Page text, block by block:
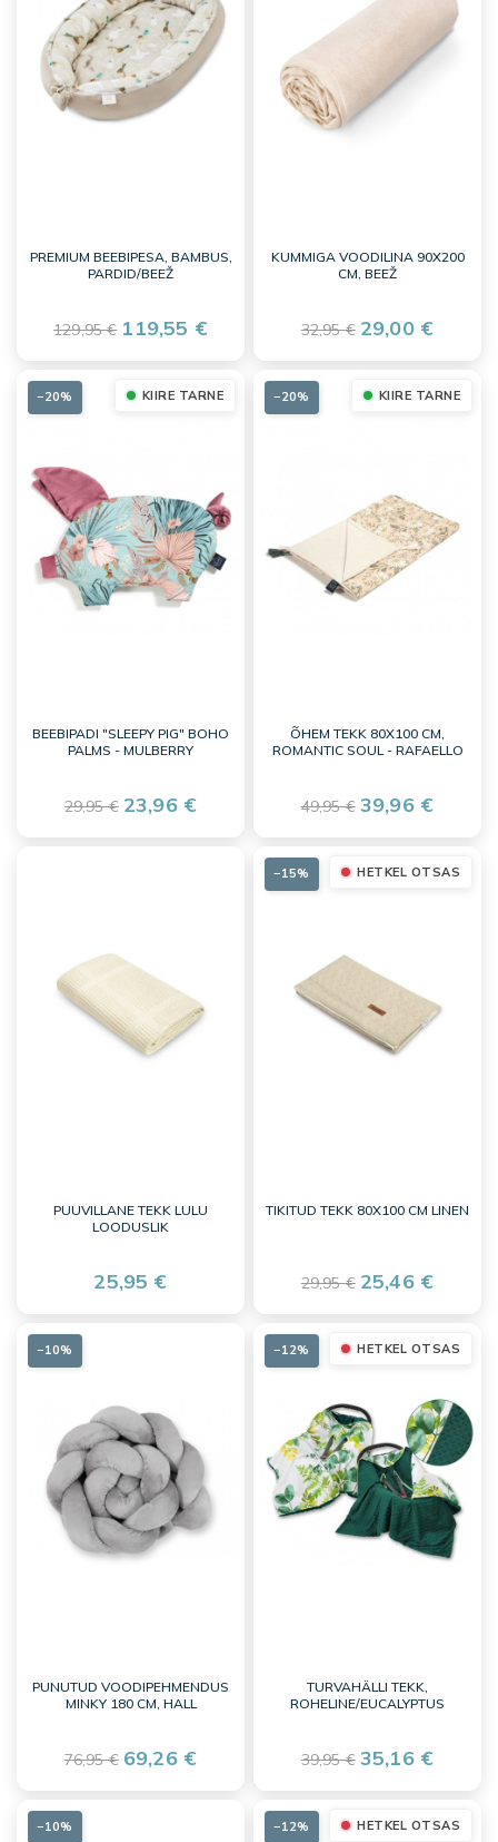
PREMIUM BEEBIPESA, BAMBUS,
PARDID/BEEŽ
129,95 € 119,55 €
KUMMIGA VOODILINA 90X200
CM, BEEŽ
32,95 € 29,00 €
KIIRE TARNE
BEEBIPADI "SLEEPY PIG" BOHO
PALMS - MULBERRY
29,95 € 23,96 €
−20% KIIRE TARNE
ÕHEM TEKK 80X100 CM,
ROMANTIC SOUL - RAFAELLO
49,95 € 39,96 €
−20%
PUUVILLANE TEKK LULU
LOODUSLIK
25,95 €
HETKEL OTSAS
TIKITUD TEKK 80X100 CM LINEN
29,95 € 25,46 €
−15%
PUNUTUD VOODIPEHMENDUS
MINKY 180 CM, HALL
76,95 € 69,26 €
−10% HETKEL OTSAS
TURVAHÄLLI TEKK,
ROHELINE/EUCALYPTUS
39,95 € 35,16 €
−12%
−10% HETKEL OTSAS
−12%